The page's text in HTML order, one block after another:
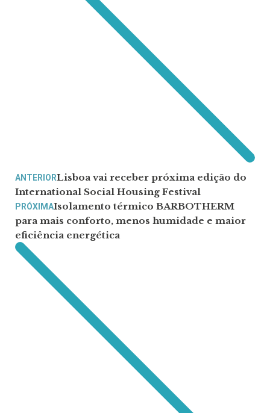
ANTERIORLisboa vai receber próxima edição do
International Social Housing Festival
PRÓXIMAIsolamento térmico BARBOTHERM
para mais conforto, menos humidade e maior
eficiência energética